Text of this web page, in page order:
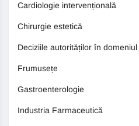
Cardiologie intervențională
Chirurgie estetică
Deciziile autorităților în
Frumusețe
Gastroenterologie
Industria Farmaceutică